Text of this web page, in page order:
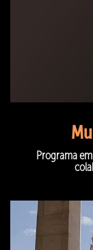
Programa